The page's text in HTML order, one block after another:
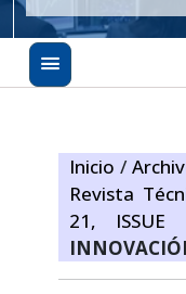
Inicio /
Revista
21,